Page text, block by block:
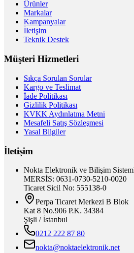
Ürünler
Markalar
Kampanyalar
İletişim
Teknik Destek
Müşteri Hizmetleri
Sıkça Sorulan Sorular
Kargo ve Teslimat
İade Politikası
Gizlilik Politikası
KVKK Aydınlatma Metni
Mesafeli Satış Sözleşmesi
Yasal Bilgiler
İletişim
Nokta Elektronik ve Bilişim
MERSİS: 0631-0730-5210-0020
Ticaret Sicil No: 555138-0
Perpa Ticaret Merkezi B Blok
Kat 8 No.906 P.K. 34384
Şişli / İstanbul
0212 222 87 80
nokta@noktaelektronik.net